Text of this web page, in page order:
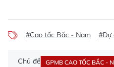
#Cao tốc Bắc - Nam #Dự
Chủ đề GPMB CAO TỐC BẮC -